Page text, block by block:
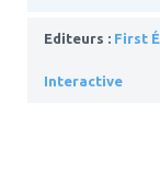
Editeurs : First
Interactive